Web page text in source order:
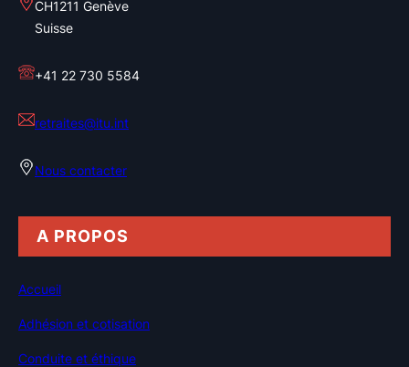
CH1211 Genève
Suisse
+41 22 730 5584
retraites@itu.int
Nous contacter
A PROPOS
Accueil
Adhésion et cotisation
Conduite et éthique